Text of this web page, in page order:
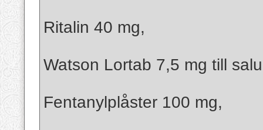
Ritalin 40 mg,
Watson Lortab 7,5 mg till salu
Fentanylplåster 100 mg,